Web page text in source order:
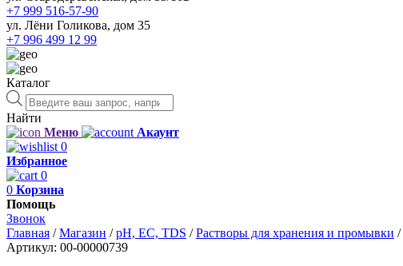
+7 999 516-57-90
ул. Лёни Голикова, дом 35
+7 996 499 12 99
Каталог
Поиск
товаров
Найти
Меню
Акаунт
0
Избранное
0
0 Корзина
Помощь
Звонок
Главная /Магазин /рН, EC, TDS /Растворы для хранения и промывки /
Артикул: 00-00000739